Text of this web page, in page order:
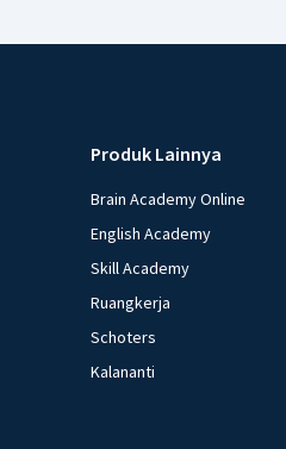
Produk Lainnya
Brain Academy Online
English Academy
Skill Academy
Ruangkerja
Schoters
Kalananti